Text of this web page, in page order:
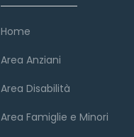
Home
Area Anziani
Area Disabilità
Area Famiglie e Minori